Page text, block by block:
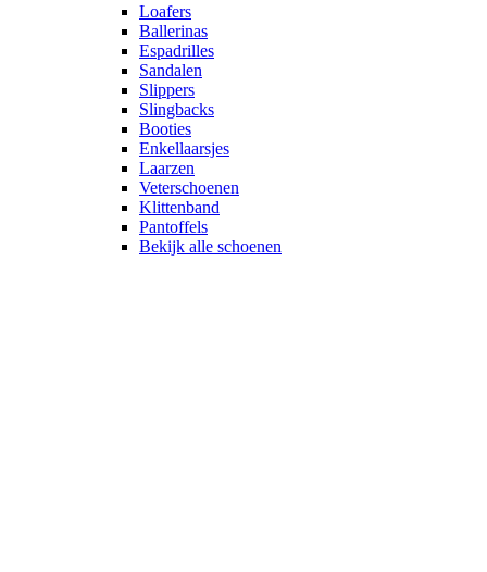
Loafers
Ballerinas
Espadrilles
Sandalen
Slippers
Slingbacks
Booties
Enkellaarsjes
Laarzen
Veterschoenen
Klittenband
Pantoffels
Bekijk alle schoenen